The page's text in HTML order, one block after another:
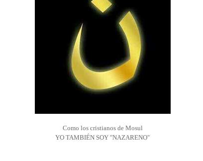
Como los cristianos de Mosul
YO TAMBIÉN SOY "NAZARENO"